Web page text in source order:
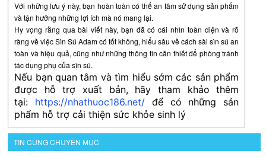
Với những lưu ý này, bạn hoàn toàn có thể an tâm sử dụng sản phẩm
và tận hưởng những lợi ích mà nó mang lại.
Hy vọng rằng qua bài viết này, bạn đã có cái nhìn toàn diện và rõ
ràng về việc Sìn Sú Adam có tốt không, hiểu sâu về cách sài sìn sú an
toàn và hiệu quả, cũng như những thông tin cần thiết để phòng tránh
tác dụng phụ của sìn sú.
Nếu bạn quan tâm và tìm hiểu sớm các sản phẩm
được hỗ trợ xuất bản, hãy tham khảo thêm
tại: https://nhathuoc186.net/ để có những sản
phẩm hỗ trợ cải thiện sức khỏe sinh lý
TIN CÙNG CHUYÊN MỤC